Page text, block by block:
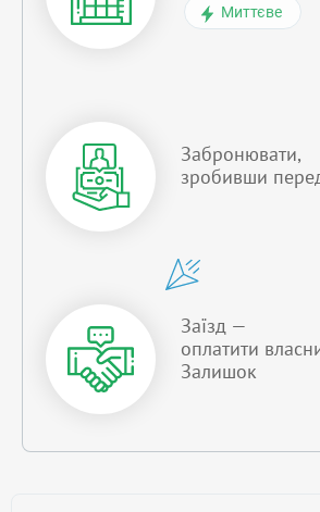
Миттєве
Забронювати,
зробивши
Заїзд —
оплатити
Залишок